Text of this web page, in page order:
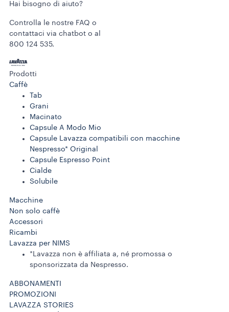
Hai bisogno di aiuto?​
Controlla le nostre FAQ o
contattaci via chatbot o al
800 124 535.
Prodotti
Caffè
Tab
Grani
Macinato
Capsule A Modo Mio
Capsule Lavazza compatibili con macchine
Nespresso* Original
Capsule Espresso Point
Cialde
Solubile
Macchine
Non solo caffè
Accessori
Ricambi
Lavazza per NIMS
*Lavazza non è affiliata a, né promossa o
sponsorizzata da Nespresso.
ABBONAMENTI
PROMOZIONI
LAVAZZA STORIES